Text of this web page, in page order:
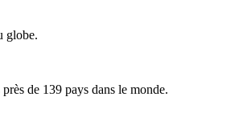
globe.
de 139 pays dans le monde.